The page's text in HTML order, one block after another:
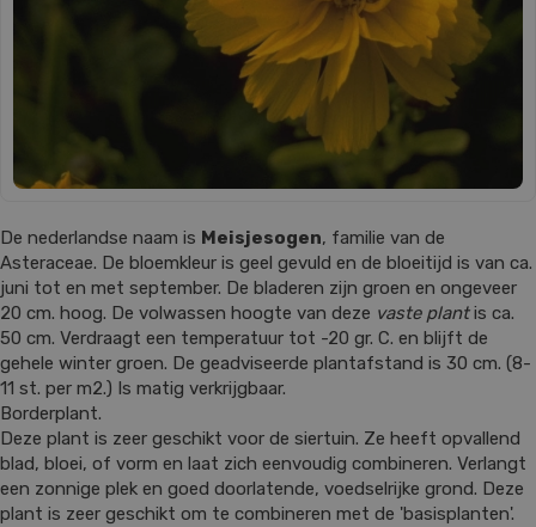
De nederlandse naam is Meisjesogen, familie van de
Asteraceae. De bloemkleur is geel gevuld en de bloeitijd is van ca.
juni tot en met september. De bladeren zijn groen en ongeveer
20 cm. hoog. De volwassen hoogte van deze vaste plantis ca.
50 cm. Verdraagt een temperatuur tot -20 gr. C. en blijft de
gehele winter groen. De geadviseerde plantafstand is 30 cm. (8-
11 st. per m2.) Is matig verkrijgbaar.
Borderplant.
Deze plant is zeer geschikt voor de siertuin. Ze heeft opvallend
blad, bloei, of vorm en laat zich eenvoudig combineren. Verlangt
een zonnige plek en goed doorlatende, voedselrijke grond. Deze
plant is zeer geschikt om te combineren met de 'basisplanten'.